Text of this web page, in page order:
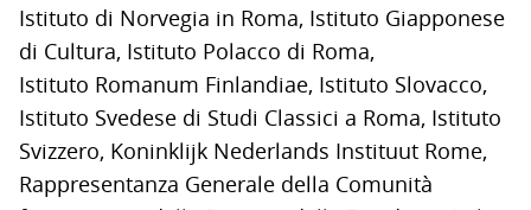
Istituto di Norvegia in Roma, Istituto Giapponese
di Cultura, Istituto Polacco di Roma,
Istituto Romanum Finlandiae, Istituto Slovacco,
Istituto Svedese di Studi Classici a Roma, Istituto
Svizzero, Koninklijk Nederlands Instituut Rome,
Rappresentanza Generale della Comunità